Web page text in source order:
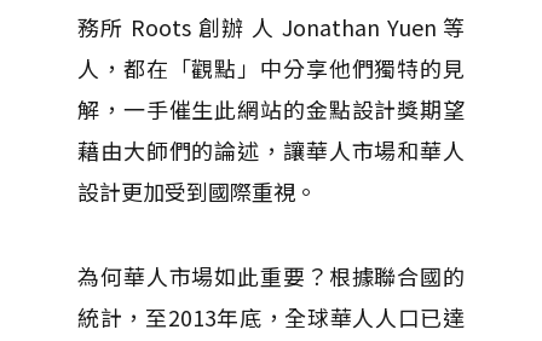
務所 Roots 創辦 人 Jonathan Yuen 等
人，都在「觀點」中分享他們獨特的見
解，一手催生此網站的金點設計獎期望
藉由大師們的論述，讓華人市場和華人
設計更加受到國際重視。
為何華人市場如此重要？根據聯合國的
統計，至2013年底，全球華人人口已達